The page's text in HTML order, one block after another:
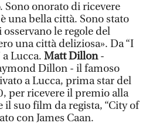
Sono onorato di ricevere
una bella città. Sono stato
le regole del
una città deliziosa». Da “I
a Lucca. Matt Dillon-
Dillon - il famoso
a Lucca, prima star del
per ricevere il premio alla
il suo film da regista, “City of
con James Caan.